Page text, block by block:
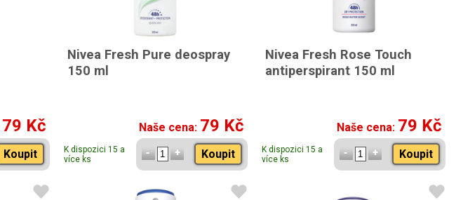
79 Kč
Koupit
Nivea Fresh Pure deospray
150 ml
Naše cena: 79 Kč
K dispozici 15 a
více ks
Koupit
Nivea Fresh Rose Touch
antiperspirant 150 ml
Naše cena: 79 Kč
K dispozici 15 a
více ks
Koupit